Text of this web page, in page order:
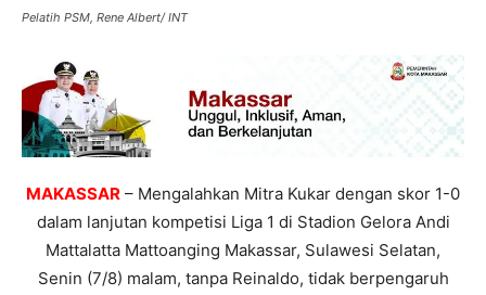
Pelatih PSM, Rene Albert/ INT
MAKASSAR – Mengalahkan Mitra Kukar dengan skor 1-0
dalam lanjutan kompetisi Liga 1 di Stadion Gelora Andi
Mattalatta Mattoanging Makassar, Sulawesi Selatan,
Senin (7/8) malam, tanpa Reinaldo, tidak berpengaruh